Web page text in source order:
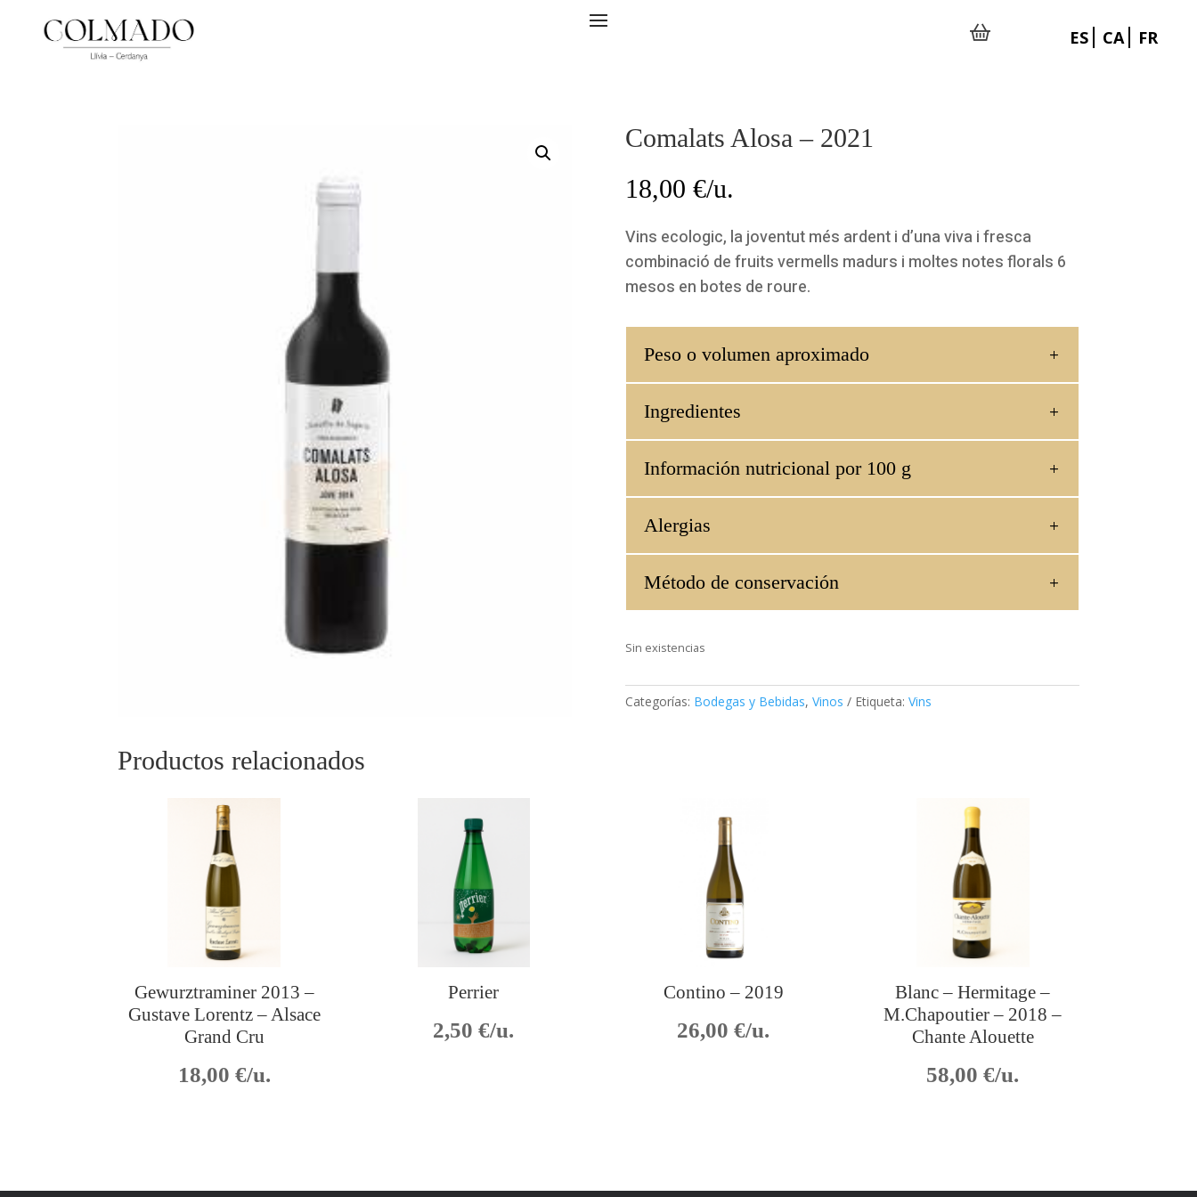
ES CA FR
Comalats Alosa – 2021
18,00 €/u.
Vins ecologic, la joventut més ardent i d’una viva i fresca
combinació de fruits vermells madurs i moltes notes florals 6
mesos en botes de roure.
Peso o volumen aproximado
Ingredientes
Información nutricional por 100 g
Alergias
Método de conservación
Sin existencias
Categorías: Bodegas y Bebidas, Vinos Etiqueta: Vins
Productos relacionados
Gewurztraminer 2013 –
Gustave Lorentz – Alsace
Grand Cru
18,00 €/u.
Perrier
2,50€/u.
Contino – 2019
26,00€/u.
Blanc – Hermitage –
M.Chapoutier – 2018 –
Chante Alouette
58,00€/u.